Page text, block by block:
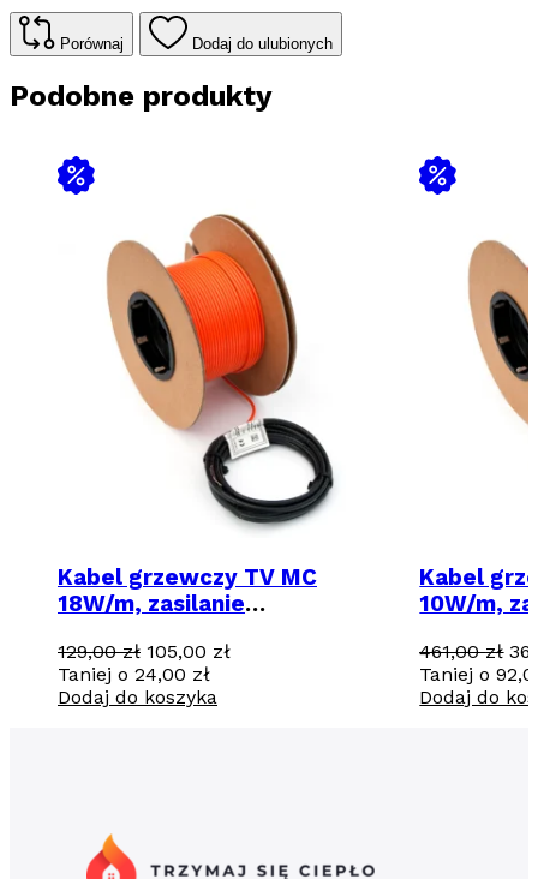
zasilanie
jednostronne
-
81,5m
/
Porównaj Dodaj do ulubionych
Podobne produkty
Kabel grzewczy TV MC
18W/m, zasilanie
129,00zł Pierwotna
cena
wynosiła:
105,00 złAktualna
Taniej o 24,00 zł
Dodaj do koszyka
Kabel
10W/m,
461,00zł
Taniej o
Dodaj do